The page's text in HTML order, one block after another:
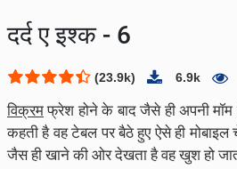
दर्द ए इश्क - 6
(23.9k) 6.9k
विक्रमफ्रेश होने के बाद जैसे ही अपनी
कहती है वह टेबल पर बैठे हुए ऐसे ही
जैस ही खाने की ओर देखता है वह खुश हो